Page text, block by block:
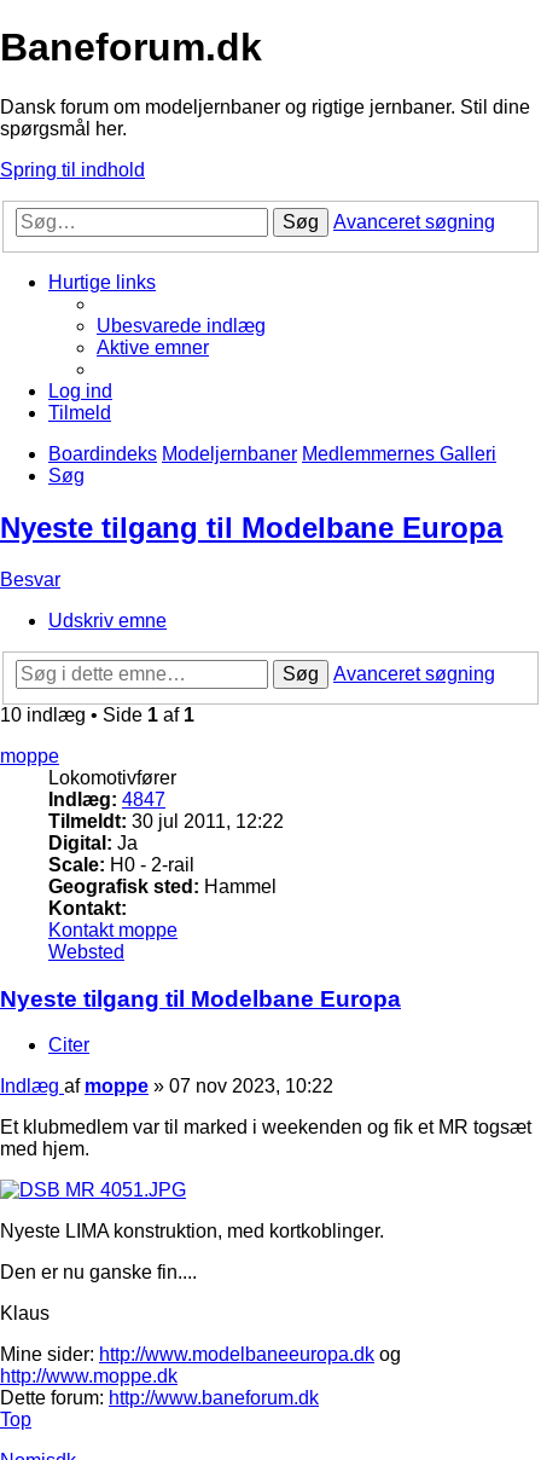
Baneforum.dk
Dansk forum om modeljernbaner og rigtige jernbaner. Stil dine
spørgsmål her.
Spring til indhold
Søg Avanceret søgning
Hurtige links
Ubesvarede indlæg
Aktive emner
Log ind
Tilmeld
Boardindeks Modeljernbaner Medlemmernes Galleri
Søg
Nyeste tilgang til Modelbane Europa
Besvar
Udskriv emne
Søg
Avanceret søgning
10 indlæg • Side 1 af 1
moppe
Lokomotivfører
Indlæg: 4847
Tilmeldt: 30 jul 2011, 12:22
Digital: Ja
Scale: H0 - 2-rail
Geografisk sted: Hammel
Kontakt:
Kontakt moppe
Websted
Nyeste tilgang til Modelbane Europa
Citer
Indlæg af moppe » 07 nov 2023, 10:22
Et klubmedlem var til marked i weekenden og fik et MR togsæt
med hjem.
Nyeste LIMA konstruktion, med kortkoblinger.
Den er nu ganske fin....
Klaus
Mine sider: http://www.modelbaneeuropa.dk og
http://www.moppe.dk
Dette forum: http://www.baneforum.dk
Top